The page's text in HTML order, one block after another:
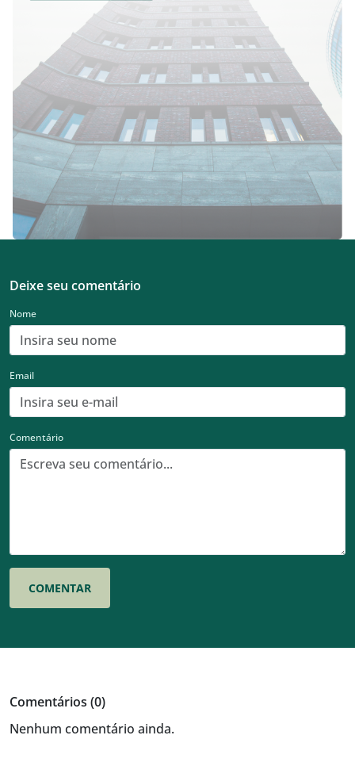
Deixe seu comentário
Nome
Email
Comentário
Comentários (0)
Nenhum comentário ainda.